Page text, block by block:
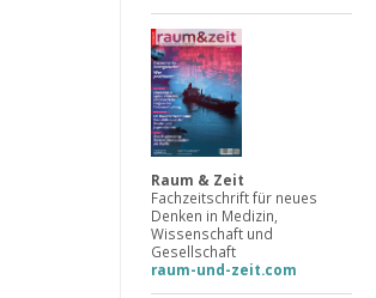
Raum & Zeit
Fachzeitschrift für neues
Denken in Medizin,
Wissenschaft und
Gesellschaft
raum-und-zeit.com